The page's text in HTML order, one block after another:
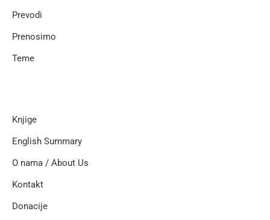
Prevodi
Prenosimo
Teme
Knjige
English Summary
O nama / About Us
Kontakt
Donacije